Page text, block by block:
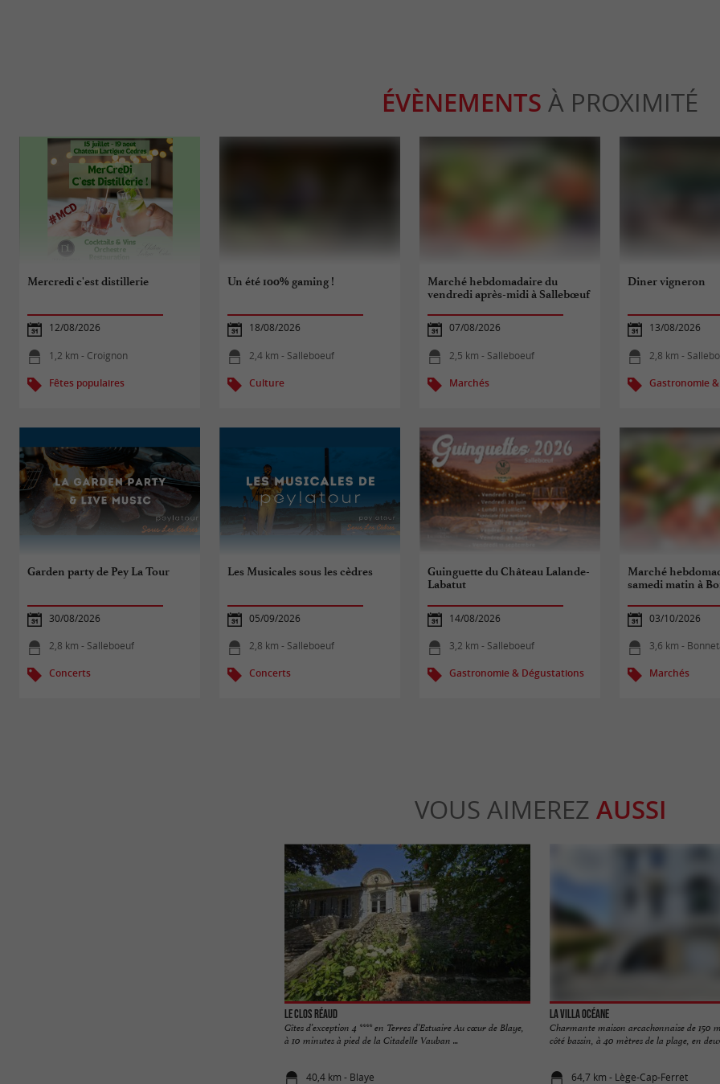
ÉVÈNEMENTS À PROXIMITÉ
Mercredi c'est distillerie
12/08/2026
1,2 km - Croignon
Fêtes populaires
Un été 100% gaming !
18/08/2026
2,4 km - Salleboeuf
Culture
Marché hebdomadaire du
vendredi après-midi à Sallebœuf
07/08/2026
2,5 km - Salleboeuf
Marchés
Diner vigneron
13/08/2026
2,8 km -
Gastronomie
Garden party de Pey La Tour
30/08/2026
2,8 km - Salleboeuf
Concerts
Les Musicales sous les cèdres
05/09/2026
2,8 km - Salleboeuf
Concerts
Guinguette du Château Lalande-
Labatut
14/08/2026
3,2 km - Salleboeuf
Gastronomie & Dégustations
Marché
samedi matin à
03/10/2026
3,6 km -
Marchés
VOUS AIMEREZ AUSSI
Le Clos Réaud
Gîtes d’exception 4 **** en Terres d’Estuaire Au cœur de Blaye,
à 10 minutes à pied de la Citadelle Vauban ...
40,4 km - Blaye
La Villa Océane
Charmante maison arcachonnaise de 150
côté bassin, à 40 mètres de la plage, en
64,7 km - Lège-Cap-Ferret